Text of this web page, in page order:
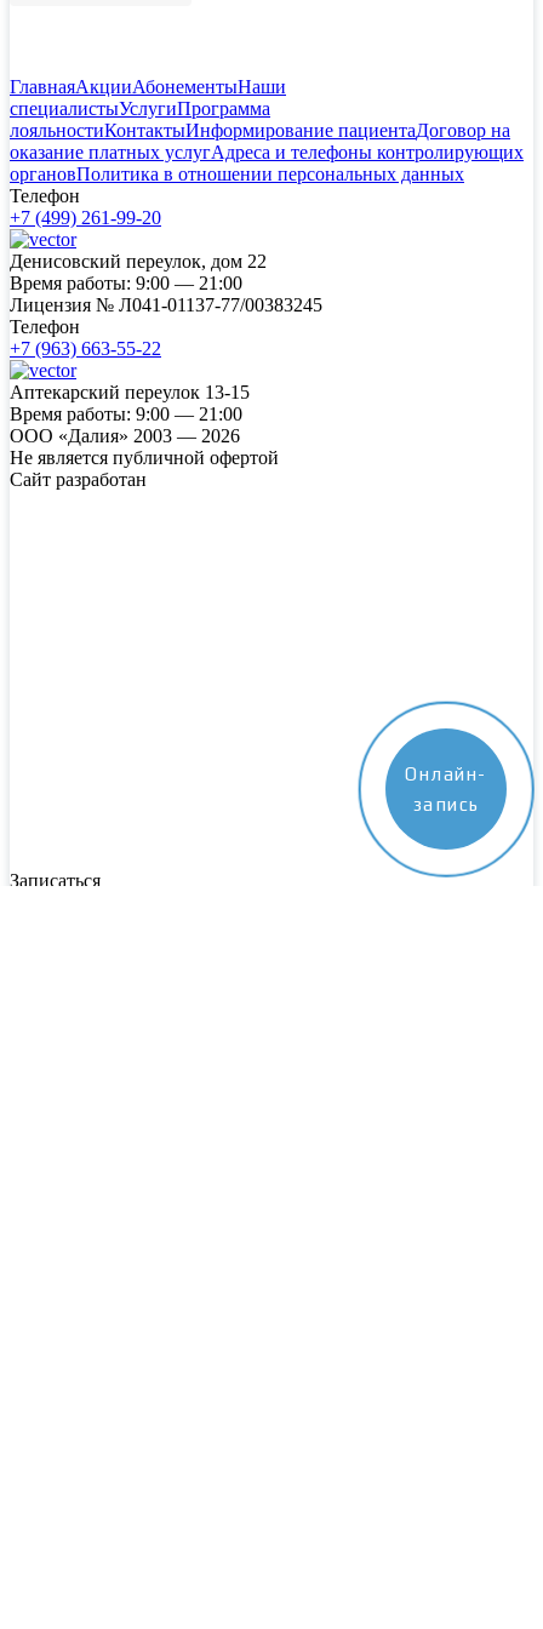
Онлайн-
запись
ГлавнаяАкцииАбонементыНаши
специалистыУслугиПрограмма
лояльностиКонтактыИнформирование пациентаДоговор на
оказание платных услугАдреса и телефоны контролирующих
органовПолитика в отношении персональных данных
Телефон
+7 (499) 261-99-20
Денисовский переулок, дом 22
Время работы: 9:00 — 21:00
Лицензия № Л041-01137-77/00383245
Телефон
+7 (963) 663-55-22
Аптекарский переулок 13-15
Время работы: 9:00 — 21:00
ООО «Далия» 2003 — 2026
Не является публичной офертой
Сайт разработан
Записаться